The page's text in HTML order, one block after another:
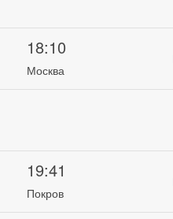
18:10
Москва
19:41
Покров